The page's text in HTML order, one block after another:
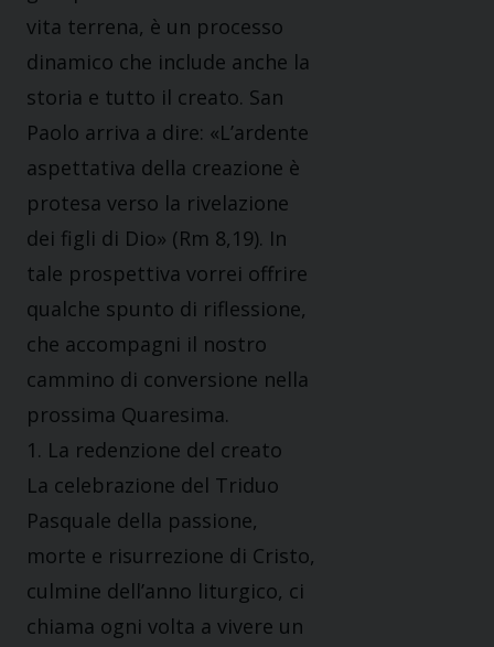
vita terrena, è un processo
dinamico che include anche la
storia e tutto il creato. San
Paolo arriva a dire: «L’ardente
aspettativa della creazione è
protesa verso la rivelazione
dei figli di Dio» (Rm 8,19). In
tale prospettiva vorrei offrire
qualche spunto di riflessione,
che accompagni il nostro
cammino di conversione nella
prossima Quaresima.
1. La redenzione del creato
La celebrazione del Triduo
Pasquale della passione,
morte e risurrezione di Cristo,
culmine dell’anno liturgico, ci
chiama ogni volta a vivere un